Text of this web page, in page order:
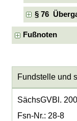
§ 76
Fußnoten
Fundstelle und
SächsGVBl.
Fsn-Nr.: 28-8